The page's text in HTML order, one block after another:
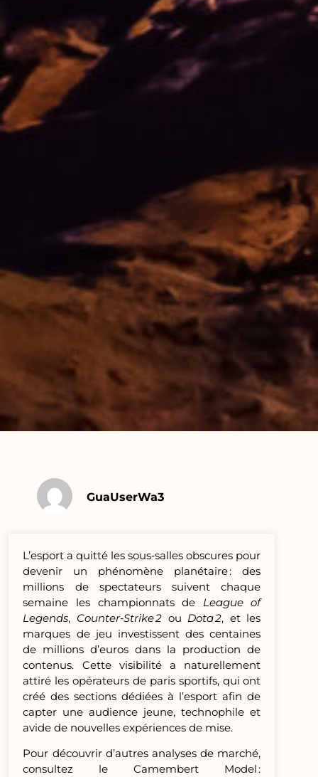
GuaUserWa3
L’esport a quitté les sous‑salles obscures pour
devenir un phénomène planétaire : des
millions de spectateurs suivent chaque
semaine les championnats de League of
Legends, Counter‑Strike 2 ou Dota 2, et les
marques de jeu investissent des centaines
de millions d’euros dans la production de
contenus. Cette visibilité a naturellement
attiré les opérateurs de paris sportifs, qui ont
créé des sections dédiées à l’esport afin de
capter une audience jeune, technophile et
avide de nouvelles expériences de mise.
Pour découvrir d’autres analyses de marché,
consultez le Camembert Model :